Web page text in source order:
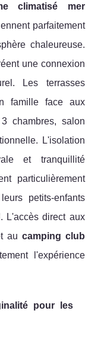
climatisé mer
parfaitement
chaleureuse.
une connexion
Les terrasses
famille face aux
chambres, salon
L'isolation
et tranquillité
particulièrement
petits-enfants
L'accès direct aux
au camping club
l'expérience
pour les